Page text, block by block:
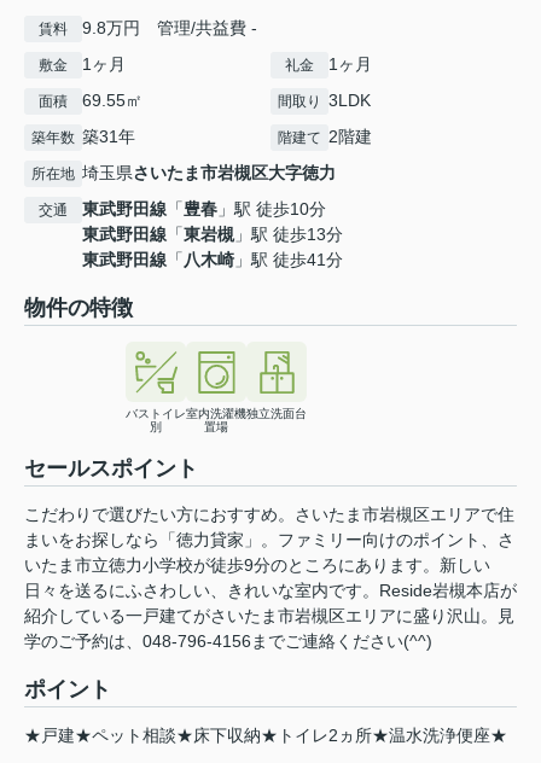
賃料 9.8万円 管理/共益費 -
敷金 1ヶ月 礼金 1ヶ月
面積 69.55㎡ 間取り 3LDK
築年数 築31年 階建て 2階建
所在地 埼玉県さいたま市岩槻区大字徳力
交通 東武野田線 「豊春 」駅 徒歩10分
東武野田線 「東岩槻 」駅 徒歩13分
東武野田線 「八木崎 」駅 徒歩41分
物件の特徴
バストイレ
別
室内洗濯機
置場
独立洗面台
セールスポイント
こだわりで選びたい方におすすめ。さいたま市岩槻区エリアで住
まいをお探しなら「徳力貸家」。ファミリー向けのポイント、さ
いたま市立徳力小学校が徒歩9分のところにあります。新しい
日々を送るにふさわしい、きれいな室内です。Reside岩槻本店が
紹介している一戸建てがさいたま市岩槻区エリアに盛り沢山。見
学のご予約は、048-796-4156までご連絡ください(^^)
ポイント
★戸建★ペット相談★床下収納★トイレ2ヵ所★温水洗浄便座★